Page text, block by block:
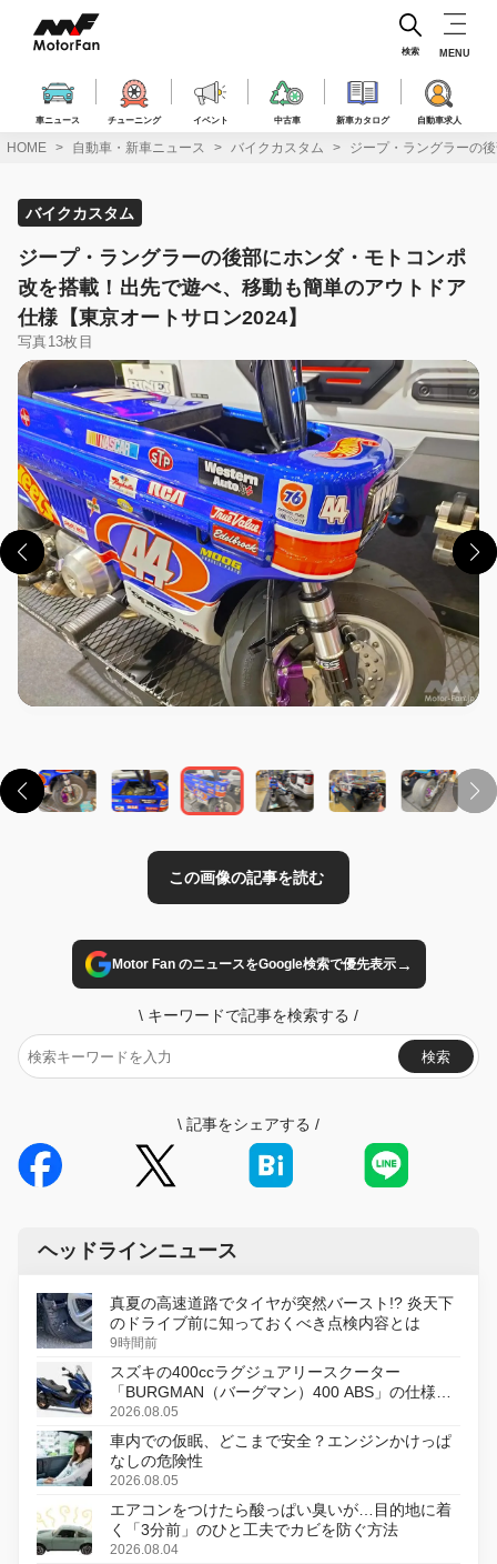
ス
車ニュース チューニング イベント 中古車 新車カタログ 自動車求人
検索 MENU
HOME 自動車・新車ニュース バイクカスタム ジープ・ラングラーの
バイクカスタム
ジープ・ラングラーの後部にホンダ・モトコンポ
改を搭載！出先で遊べ、移動も簡単のアウトドア
仕様【東京オートサロン2024】
写真13枚目
Motor Fan のニュースをGoogle検索で優先表示→
\ キーワードで記事を検索する /
検索
\ 記事をシェアする /
ヘッドラインニュース
真夏の高速道路でタイヤが突然バースト!? 炎天下
のドライブ前に知っておくべき点検内容とは
9時間前
スズキの400ccラグジュアリースクーター
「BURGMAN（バーグマン）400 ABS」の仕様を
変更し、8月18日に発売
2026.08.05
車内での仮眠、どこまで安全？エンジンかけっぱ
なしの危険性
2026.08.05
エアコンをつけたら酸っぱい臭いが…目的地に着
く「3分前」のひと工夫でカビを防ぐ方法
2026.08.04